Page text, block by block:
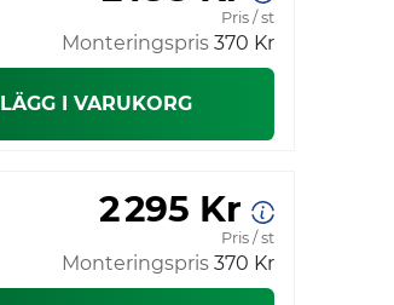
Pris / st
Monteringspris 370 Kr
LÄGG I VARUKORG
2 295 Kr
Pris / st
Monteringspris 370 Kr